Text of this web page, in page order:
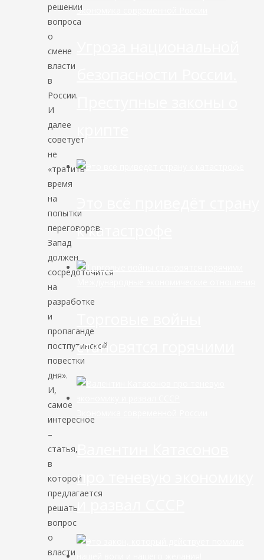
решении
вопроса
о
смене
власти
в
России.
И
далее
советует
не
«тратить
время
на
попытки
переговоров.
Запад
должен
сосредоточится
на
разработке
и
пропаганде
постпутинской
повестки
дня».
И,
самое
интересное
–
статья,
в
которой
предлагается
решать
вопрос
о
власти
Экономика современной России
Преступные законы о
к катастрофе
становятся горячими
Валентин Катасонов
про теневую экономику
и развал СССР